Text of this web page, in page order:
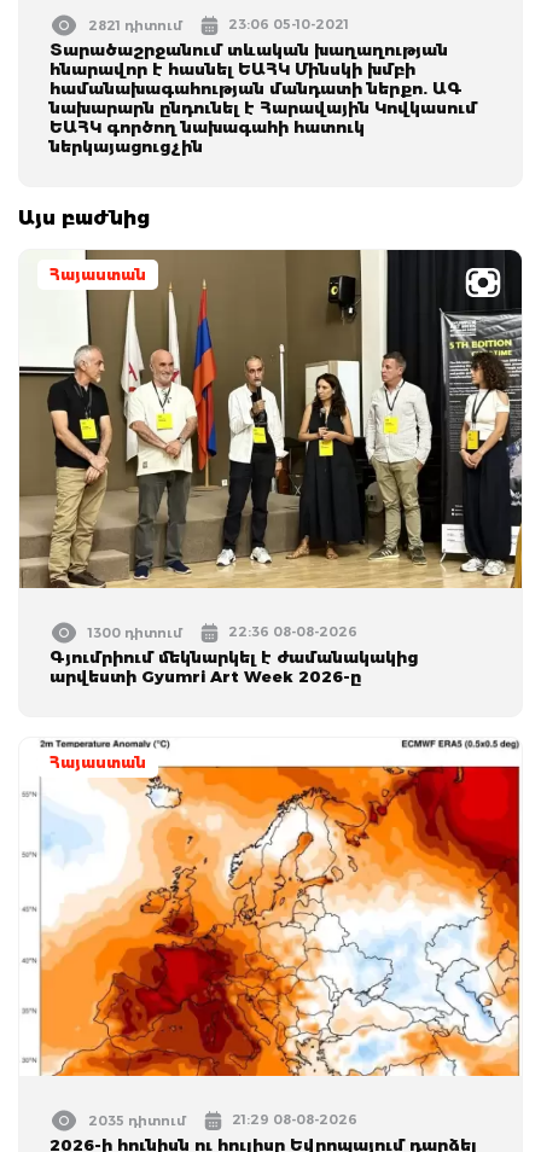
2821 դիտում 23:06 05-10-2021
Տարածաշրջանում տևական խաղաղության
հնարավոր է հասնել ԵԱՀԿ Մինսկի խմբի
համանախագահության մանդատի ներքո. ԱԳ
նախարարն ընդունել է Հարավային Կովկասում
ԵԱՀԿ գործող նախագահի հատուկ
ներկայացուցչին
Այս բաժնից
Հայաստան
1300 դիտում 22:36 08-08-2026
Գյումրիում մեկնարկել է ժամանակակից
արվեստի Gyumri Art Week 2026-ը
Հայաստան
2035 դիտում 21:29 08-08-2026
2026-ի հունիսն ու հուլիսը Եվրոպայում դարձել